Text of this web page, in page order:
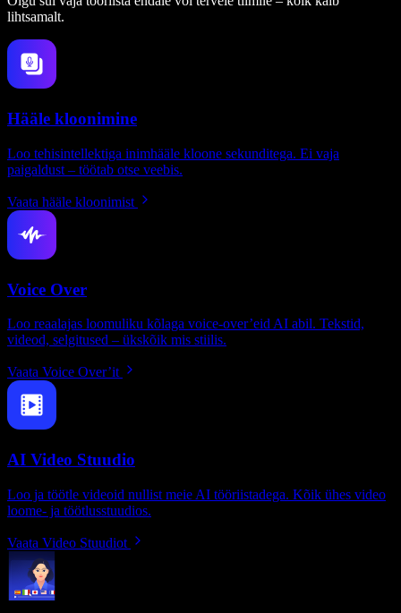
lihtsamalt.
Hääle kloonimine
Loo tehisintellektiga inimhääle kloone sekunditega. Ei vaja
paigaldust – töötab otse veebis.
Vaata hääle kloonimist
Voice Over
Loo reaalajas loomuliku kõlaga voice-over’eid AI abil. Tekstid,
videod, selgitused – ükskõik mis stiilis.
Vaata Voice Over’it
AI Video Stuudio
Loo ja töötle videoid nullist meie AI tööriistadega. Kõik ühes video
loome- ja töötlusstuudios.
Vaata Video Stuudiot